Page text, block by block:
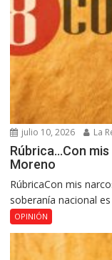
julio 10, 2026 La
Rúbrica…Con
Moreno
RúbricaCon mis
soberanía nacional
OPINIÓN